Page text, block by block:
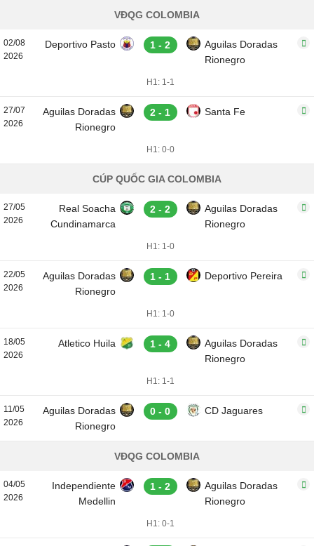
VĐQG COLOMBIA
02/08
2026
Deportivo Pasto 1 - 2
Aguilas Doradas
Rionegro
H1: 1-1
27/07
2026
Aguilas Doradas
Rionegro
2 - 1 Santa Fe
H1: 0-0
CÚP QUỐC GIA COLOMBIA
27/05
2026
Real Soacha
Cundinamarca
2 - 2
Aguilas Doradas
Rionegro
H1: 1-0
22/05
2026
Aguilas Doradas
Rionegro
1 - 1 Deportivo Pereira
H1: 1-0
18/05
2026
Atletico Huila 1 - 4
Aguilas Doradas
Rionegro
H1: 1-1
11/05
2026
Aguilas Doradas
Rionegro
0 - 0 CD Jaguares
VĐQG COLOMBIA
04/05
2026
Independiente
Medellin
1 - 2
Aguilas Doradas
Rionegro
H1: 0-1